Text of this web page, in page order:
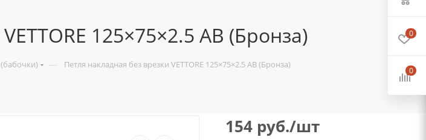
125×75×2.5 AB (Бронза)
— Петля накладная без врезки VETTORE 125×75×2.5 AB (Бронза)
154 руб./шт
0
0